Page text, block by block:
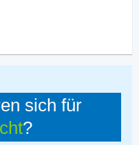
sich für
?